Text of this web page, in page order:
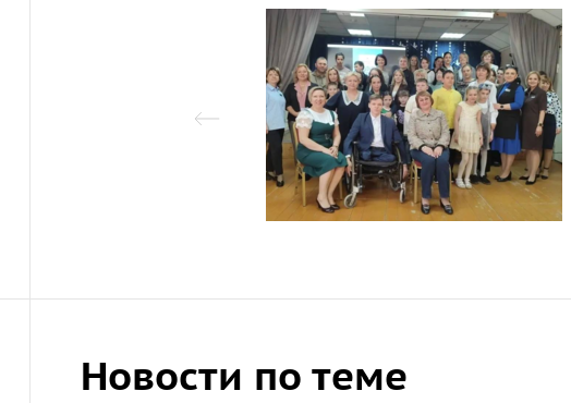
Новости по теме